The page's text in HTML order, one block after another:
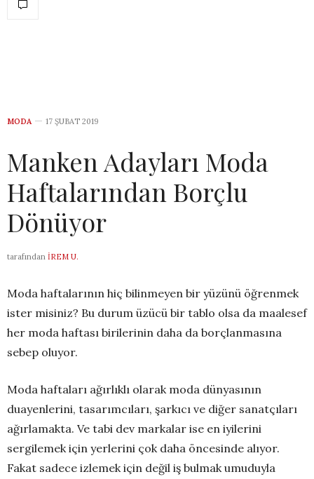
MODA 17 ŞUBAT 2019
Manken Adayları Moda
Haftalarından Borçlu
Dönüyor
tarafından İREM U.
Moda haftalarının hiç bilinmeyen bir yüzünü öğrenmek
ister misiniz? Bu durum üzücü bir tablo olsa da maalesef
her moda haftası birilerinin daha da borçlanmasına
sebep oluyor.
Moda haftaları ağırlıklı olarak moda dünyasının
duayenlerini, tasarımcıları, şarkıcı ve diğer sanatçıları
ağırlamakta. Ve tabi dev markalar ise en iyilerini
sergilemek için yerlerini çok daha öncesinde alıyor.
Fakat sadece izlemek için değil iş bulmak umuduyla